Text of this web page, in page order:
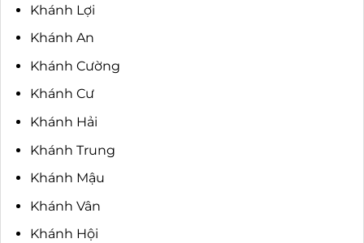
Khánh Lợi
Khánh An
Khánh Cường
Khánh Cư
Khánh Hải
Khánh Trung
Khánh Mậu
Khánh Vân
Khánh Hội